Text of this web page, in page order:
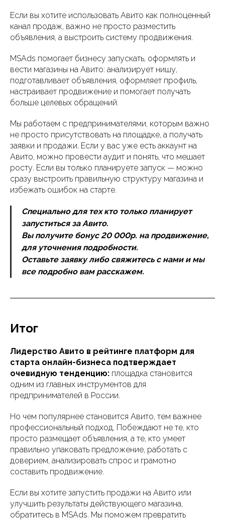
Если вы хотите использовать Авито как полноценный
канал продаж, важно не просто разместить
объявления, а выстроить систему продвижения.
MSAds помогает бизнесу запускать, оформлять и
вести магазины на Авито: анализирует нишу,
подготавливает объявления, оформляет профиль,
настраивает продвижение и помогает получать
больше целевых обращений.
Мы работаем с предпринимателями, которым важно
не просто присутствовать на площадке, а получать
заявки и продажи. Если у вас уже есть аккаунт на
Авито, можно провести аудит и понять, что мешает
росту. Если вы только планируете запуск — можно
сразу выстроить правильную структуру магазина и
избежать ошибок на старте.
Специально для тех кто только планирует
запуститься за Авито.
Вы получите бонус 20 000р. на продвижение,
для уточнения подробности.
Оставьте заявку либо свяжитесь с нами и мы
все подробно вам расскажем.
Итог
Лидерство Авито в рейтинге платформ для
старта онлайн-бизнеса подтверждает
очевидную тенденцию: площадка становится
одним из главных инструментов для
предпринимателей в России.
Но чем популярнее становится Авито, тем важнее
профессиональный подход. Побеждают не те, кто
просто размещает объявления, а те, кто умеет
правильно упаковать предложение, работать с
доверием, анализировать спрос и грамотно
составить продвижение.
Если вы хотите запустить продажи на Авито или
улучшить результаты действующего магазина,
обратитесь в MSAds. Мы поможем превратить